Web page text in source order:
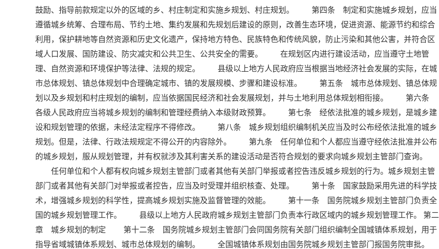
鼓励、指导前款规定以外的区域的乡、村庄制定和实施乡规划、村庄规划。 第四条 制定和实施城乡规划，应当
遵循城乡统筹、合理布局、节约土地、集约发展和先规划后建设的原则，改善生态环境，促进资源、能源节约和综合
利用，保护耕地等自然资源和历史文化遗产，保持地方特色、民族特色和传统风貌，防止污染和其他公害，并符合区
域人口发展、国防建设、防灾减灾和公共卫生、公共安全的需要。 在规划区内进行建设活动，应当遵守土地管
理、自然资源和环境保护等法律、法规的规定。 县级以上地方人民政府应当根据当地经济社会发展的实际，在城
市总体规划、镇总体规划中合理确定城市、镇的发展规模、步骤和建设标准。 第五条 城市总体规划、镇总体规
划以及乡规划和村庄规划的编制，应当依据国民经济和社会发展规划，并与土地利用总体规划相衔接。 第六条
各级人民政府应当将城乡规划的编制和管理经费纳入本级财政预算。 第七条 经依法批准的城乡规划，是城乡建
设和规划管理的依据，未经法定程序不得修改。 第八条 城乡规划组织编制机关应当及时公布经依法批准的城乡
规划。但是，法律、行政法规规定不得公开的内容除外。 第九条 任何单位和个人都应当遵守经依法批准并公布
的城乡规划，服从规划管理，并有权就涉及其利害关系的建设活动是否符合规划的要求向城乡规划主管部门查询。
任何单位和个人都有权向城乡规划主管部门或者其他有关部门举报或者控告违反城乡规划的行为。城乡规划主管
部门或者其他有关部门对举报或者控告，应当及时受理并组织核查、处理。 第十条 国家鼓励采用先进的科学技
术，增强城乡规划的科学性，提高城乡规划实施及监督管理的效能。 第十一条 国务院城乡规划主管部门负责全
国的城乡规划管理工作。 县级以上地方人民政府城乡规划主管部门负责本行政区域内的城乡规划管理工作。 第二
章 城乡规划的制定 第十二条 国务院城乡规划主管部门会同国务院有关部门组织编制全国城镇体系规划，用于
指导省域城镇体系规划、城市总体规划的编制。 全国城镇体系规划由国务院城乡规划主管部门报国务院审批。